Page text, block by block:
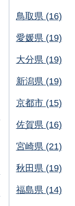
鳥取県 (16)
愛媛県 (19)
大分県 (19)
新潟県 (19)
京都市 (15)
佐賀県 (16)
宮崎県 (21)
秋田県 (19)
福島県 (14)